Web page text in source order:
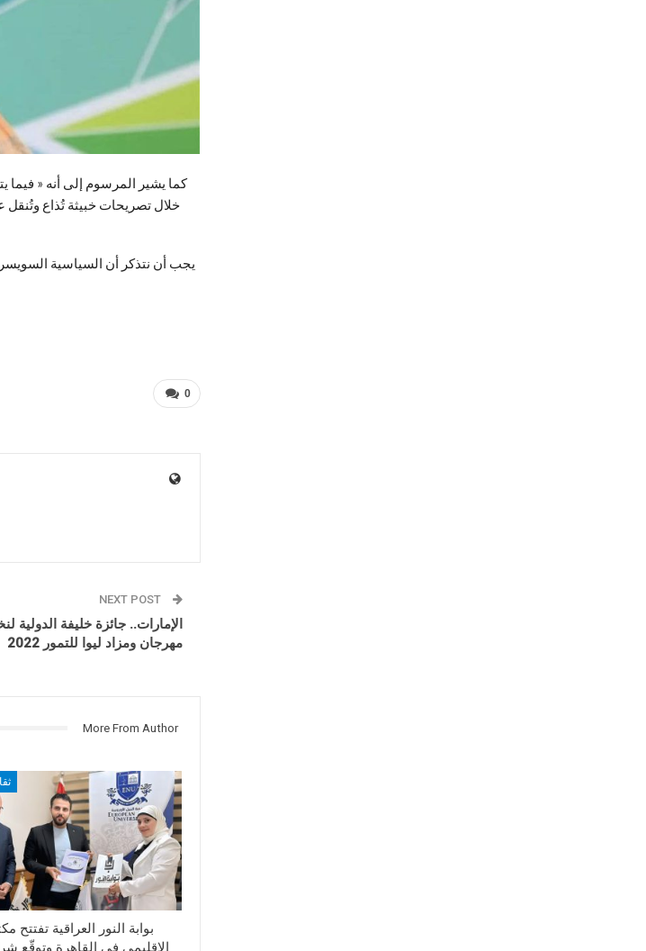
خلال تصريحات خبيثة تُذاع وتُنقل
0
NEXT POST
الإمارات..جائزة خليفة الدولية
مهرجان ومزاد ليوا للتمور 2022
More From Author
بوابة النور العراقية تفتتح
الإقليمي في القاهرة وتوقّع